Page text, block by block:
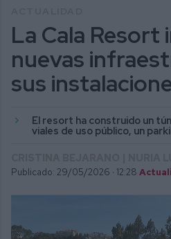
La Cala Resort
nuevas
sus
El resort ha construido un
viales de uso público, un
Publicado: 29/05/2026 · 12:28